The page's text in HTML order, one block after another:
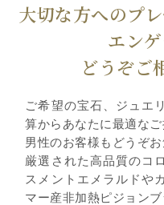
大切な方へのプ
エン
どうぞご
ご希望の宝石、ジュエ
算からあなたに最適な
男性のお客様もどうぞ
厳選された高品質のコ
スメントエメラルドや
マー産非加熱ピジョン